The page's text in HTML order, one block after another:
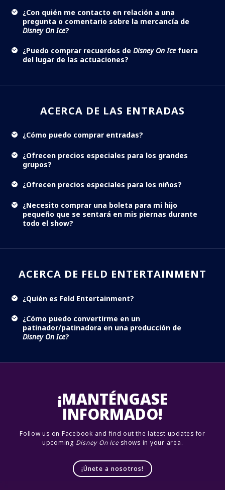
¿Con quién me contacto en relación a una
pregunta o comentario sobre la mercancía de
Disney On Ice?
¿Puedo comprar recuerdos de Disney On Ice fuera
del lugar de las actuaciones?
ACERCA DE LAS ENTRADAS
¿Cómo puedo comprar entradas?
¿Ofrecen precios especiales para los grandes
grupos?
¿Ofrecen precios especiales para los niños?
¿Necesito comprar una boleta para mi hijo
pequeño que se sentará en mis piernas durante
todo el show?
ACERCA DE FELD ENTERTAINMENT
¿Quién es Feld Entertainment?
¿Cómo puedo convertirme en un
patinador/patinadora en una producción de
Disney On Ice?
¡MANTÉNGASE
INFORMADO!
Follow us on Facebook and find out the latest updates for
upcoming Disney On Iceshows in your area.
¡Únete a nosotros!